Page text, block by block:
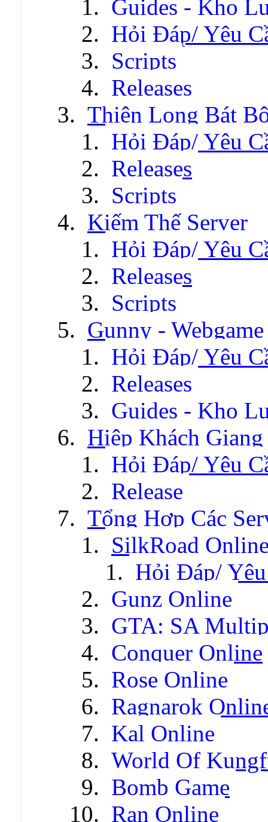
Guides - Kho
Hỏi Đáp/ Yêu
Scripts
Releases
Thiên Long Bát
Hỏi Đáp/ Yêu
Releases
Scripts
Kiếm Thế Server
Hỏi Đáp/ Yêu
Releases
Scripts
Gunny -
Hỏi Đáp/ Yêu
Releases
Guides - Kho
Hiệp Khách
Hỏi Đáp/ Yêu
Release
Tổng Hợp Các
SilkRoad
Hỏi Đáp/
Gunz Online
GTA: SA
Conquer Online
Rose Online
Ragnarok
Kal Online
World Of
Bomb Game
Ran Online